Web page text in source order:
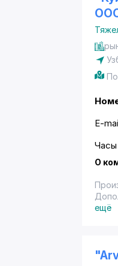
E-
О
ещё